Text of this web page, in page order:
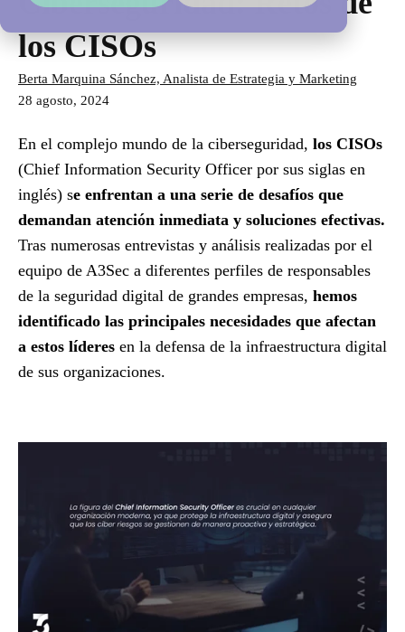
los CISOs
Berta Marquina Sánchez, Analista de Estrategia y Marketing
28 agosto, 2024
En el complejo mundo de la ciberseguridad, los CISOs
(Chief Information Security Officer por sus siglas en
inglés) se enfrentan a una serie de desafíos que
demandan atención inmediata y soluciones efectivas.
Tras numerosas entrevistas y análisis realizadas por el
equipo de A3Sec a diferentes perfiles de responsables
de la seguridad digital de grandes empresas, hemos
identificado las principales necesidades que afectan
a estos líderes en la defensa de la infraestructura digital
de sus organizaciones.